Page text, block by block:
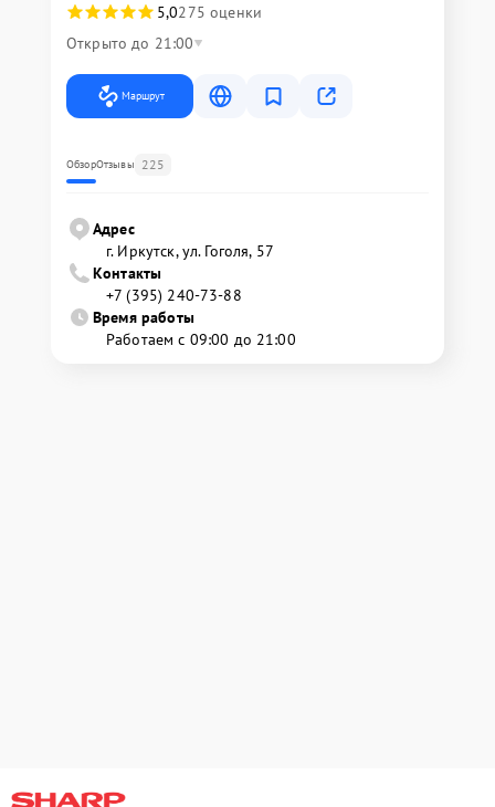
5,0275 оценки
Открыто до 21:00
Маршрут
ОбзорОтзывы 225
Адрес
г. Иркутск, ул. ​Гоголя, 57
Контакты
+7 (395) 240-73-88
Время работы
Работаем с 09:00 до 21:00